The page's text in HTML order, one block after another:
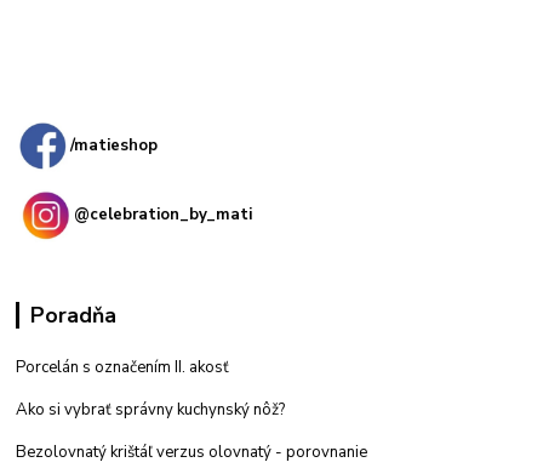
/matieshop
@celebration_by_mati
Poradňa
Porcelán s označením II. akosť
Ako si vybrať správny kuchynský nôž?
Bezolovnatý krištáľ verzus olovnatý - porovnanie